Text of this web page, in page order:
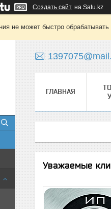
Создать сайт на Satu.kz
не может быстро
ГЛАВНАЯ
Уважаемые